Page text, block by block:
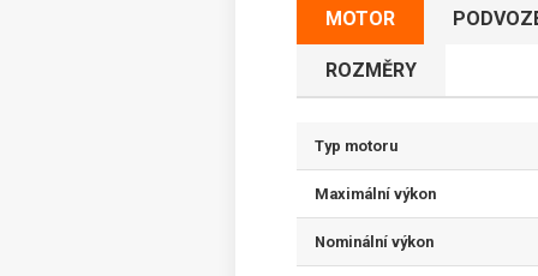
MOTOR
ROZMĚRY
Typ motoru
Maximální výkon
Nominální výkon